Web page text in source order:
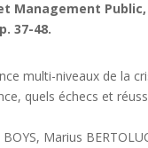
Management
37-48.
multi-niveaux de la
quels échecs et
Marius